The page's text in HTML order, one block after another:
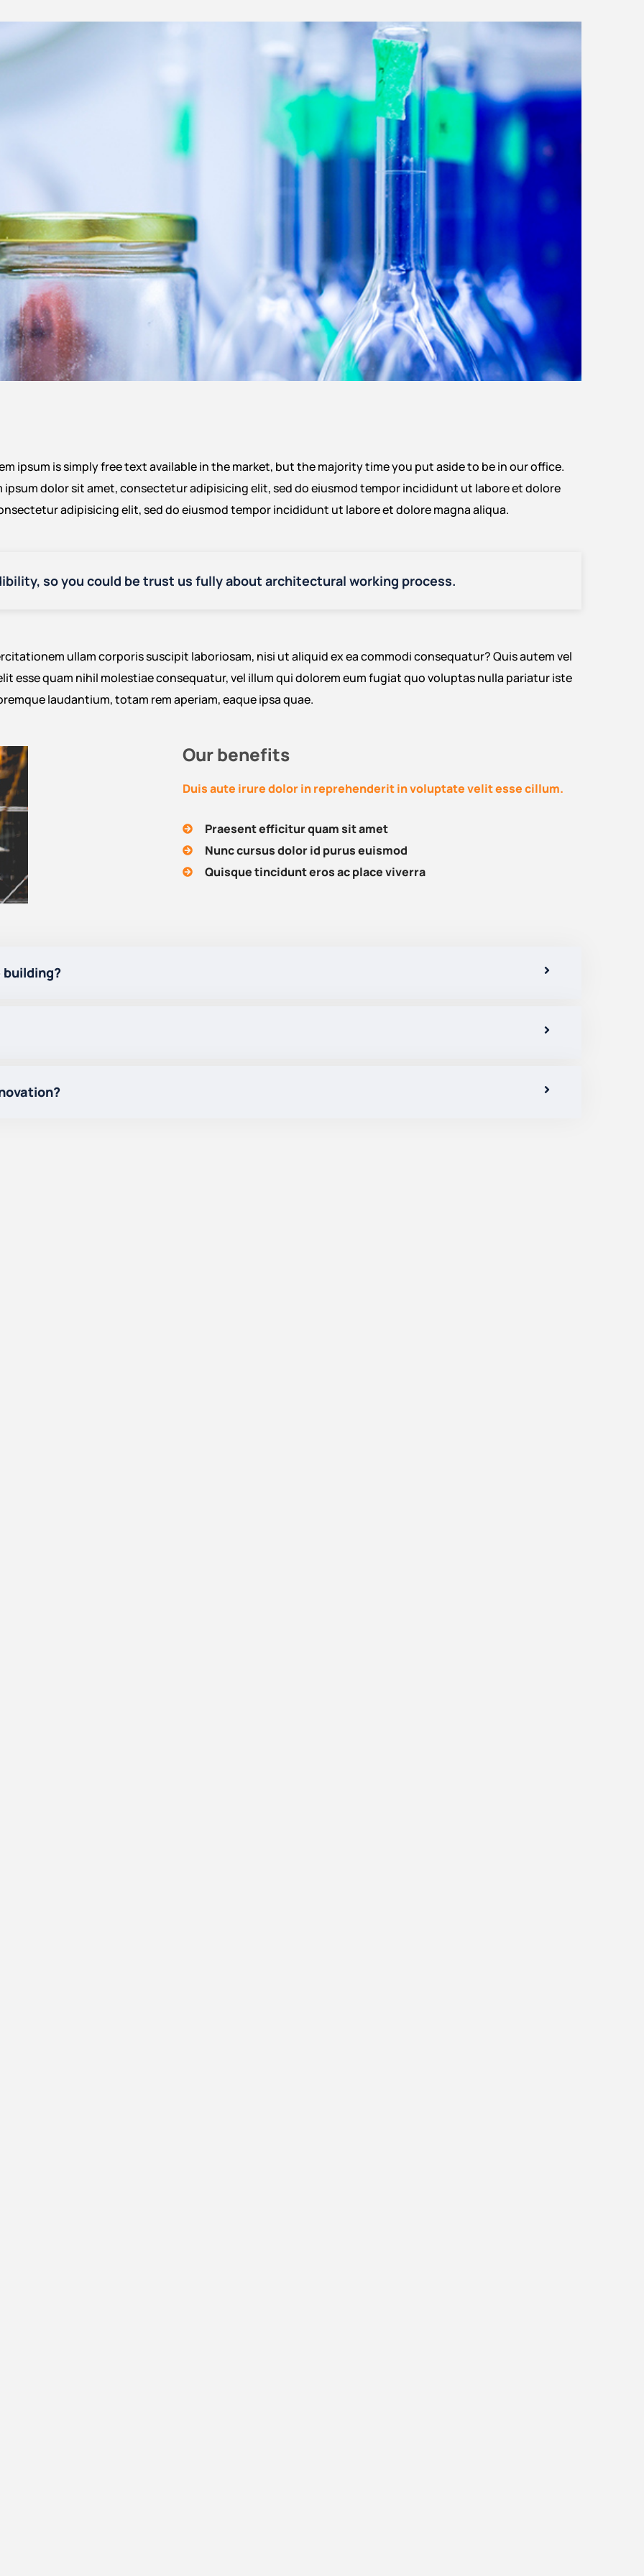
ipsum is simply free text available in the market, but the majority time you put aside to be in our office.
dolor sit amet, consectetur adipisicing elit, sed do eiusmod tempor incididunt ut labore et dolore
adipisicing elit, sed do eiusmod tempor incididunt ut labore et dolore magna aliqua.
so you could be trust us fully about architectural working process.
ullam corporis suscipit laboriosam, nisi ut aliquid ex ea commodi consequatur? Quis autem vel
esse quam nihil molestiae consequatur, vel illum qui dolorem eum fugiat quo voluptas nulla pariatur iste
laudantium, totam rem aperiam, eaque ipsa quae.
Our benefits
Duis aute irure dolor in reprehenderit in voluptate velit esse cillum.
Praesent efficitur quam sit amet
Nunc cursus dolor id purus euismod
Quisque tincidunt eros ac place viverra
building?